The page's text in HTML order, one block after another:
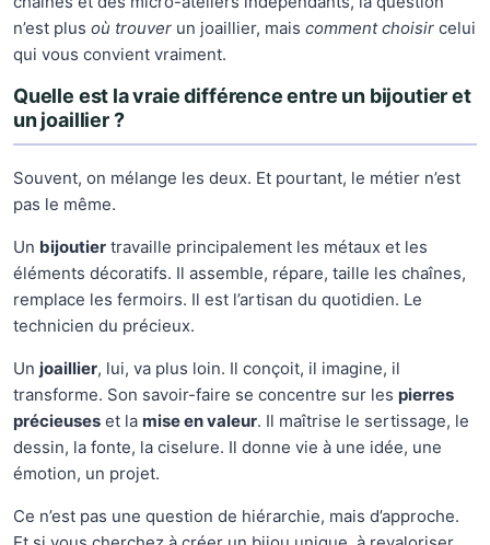
n’est plus où trouver un joaillier, mais comment choisir celui
qui vous convient vraiment.
Quelle est la vraie différence entre un bijoutier et
un joaillier ?
Souvent, on mélange les deux. Et pourtant, le métier n’est
pas le même.
Un bijoutier travaille principalement les métaux et les
éléments décoratifs. Il assemble, répare, taille les chaînes,
remplace les fermoirs. Il est l’artisan du quotidien. Le
technicien du précieux.
Un joaillier, lui, va plus loin. Il conçoit, il imagine, il
transforme. Son savoir-faire se concentre sur les pierres
précieuses et la mise en valeur. Il maîtrise le sertissage, le
dessin, la fonte, la ciselure. Il donne vie à une idée, une
émotion, un projet.
Ce n’est pas une question de hiérarchie, mais d’approche.